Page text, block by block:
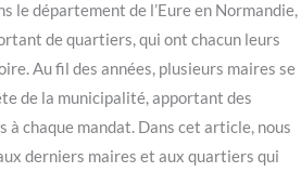
le département de l’Eure en Normandie,
de quartiers, qui ont chacun leurs
Au fil des années, plusieurs maires se
de la municipalité, apportant des
chaque mandat. Dans cet article, nous
derniers maires et aux quartiers qui